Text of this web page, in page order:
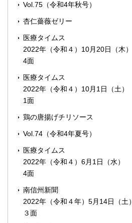
Vol.75（令和4年秋号）
杏仁薔薇ゼリー
医療タイムス
2022年（令和４）10月20日（木）
4面
医療タイムス
2022年（令和４）10月1日（土）
1面
鶏の唐揚げチリソース
Vol.74（令和4年夏号）
医療タイムス
2022年（令和４）6月1日（水）
4面
南信州新聞
2022年（令和４年）5月14日（土）
３面